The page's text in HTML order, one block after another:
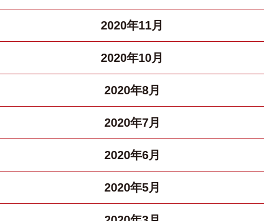
2020年11月
2020年10月
2020年8月
2020年7月
2020年6月
2020年5月